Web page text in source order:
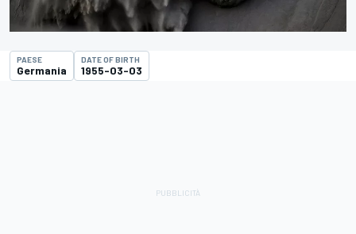
PAESE
Germania
DATE OF BIRTH
1955-03-03